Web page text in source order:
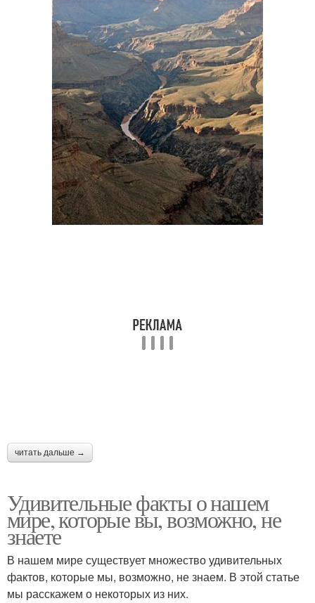
читать дальше →
Удивительные факты о нашем
мире, которые вы, возможно, не
знаете
В нашем мире существует множество удивительных
фактов, которые мы, возможно, не знаем. В этой статье
мы расскажем о некоторых из них.